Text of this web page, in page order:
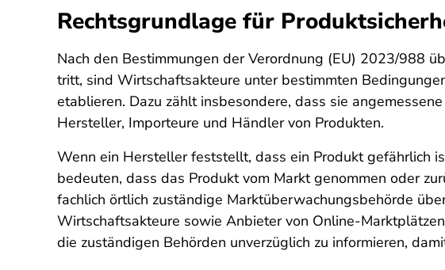
Rechtsgrundlage für
Nach den Bestimmungen der Verordnung (EU) 2023/988
tritt, sind Wirtschaftsakteure unter bestimmten
etablieren. Dazu zählt insbesondere, dass sie
Hersteller, Importeure und Händler von Produkten.
Wenn ein Hersteller feststellt, dass ein Produkt gefährlich
bedeuten, dass das Produkt vom Markt genommen oder
fachlich örtlich zuständige Marktüberwachungsbehörde
Wirtschaftsakteure sowie Anbieter von Online-
die zuständigen Behörden unverzüglich zu informieren,